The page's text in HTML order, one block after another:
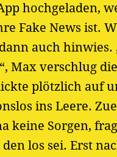
hochgeladen,
Fake News ist.
auch hinwies.
Max verschlug die
plötzlich auf
ins Leere.
keine Sorgen,
los sei. Erst